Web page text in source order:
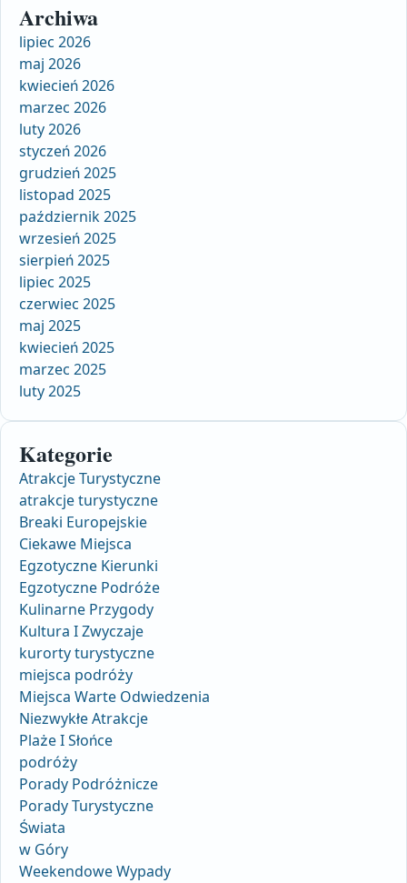
Archiwa
lipiec 2026
maj 2026
kwiecień 2026
marzec 2026
luty 2026
styczeń 2026
grudzień 2025
listopad 2025
październik 2025
wrzesień 2025
sierpień 2025
lipiec 2025
czerwiec 2025
maj 2025
kwiecień 2025
marzec 2025
luty 2025
Kategorie
Atrakcje Turystyczne
atrakcje turystyczne
Breaki Europejskie
Ciekawe Miejsca
Egzotyczne Kierunki
Egzotyczne Podróże
Kulinarne Przygody
Kultura I Zwyczaje
kurorty turystyczne
miejsca podróży
Miejsca Warte Odwiedzenia
Niezwykłe Atrakcje
Plaże I Słońce
podróży
Porady Podróżnicze
Porady Turystyczne
Świata
w Góry
Weekendowe Wypady